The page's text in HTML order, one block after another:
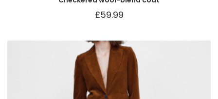
£59.99